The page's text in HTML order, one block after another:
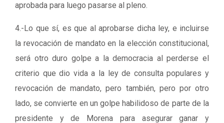
aprobada para luego pasarse al pleno.
4.-Lo que sí, es que al aprobarse dicha ley, e incluirse
la revocación de mandato en la elección constitucional,
será otro duro golpe a la democracia al perderse el
criterio que dio vida a la ley de consulta populares y
revocación de mandato, pero también, pero por otro
lado, se convierte en un golpe habilidoso de parte de la
presidente y de Morena para asegurar ganar y